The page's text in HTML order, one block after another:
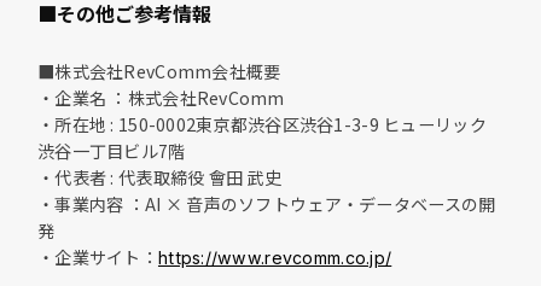
■その他ご参考情報
■株式会社RevComm会社概要
・企業名 ：株式会社RevComm
・所在地 : 150-0002東京都渋谷区渋谷1-3-9 ヒューリック
渋谷一丁目ビル7階
・代表者 : 代表取締役 會田 武史
・事業内容 ：AI × 音声のソフトウェア・データベースの開
発
・企業サイト： https://www.revcomm.co.jp/